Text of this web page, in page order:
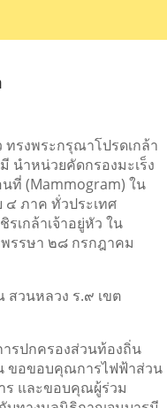
ทรงพระกรุณาโปรดเกล้า
นำหน่วยคัดกรองมะเร็ง
นที่ (Mammogram)ใน
๔ ภาค ทั่วประเทศ
เกล้าเจ้าอยู่หัว ใน
รรษา ๒๘ กรกฎาคม
วนหลวง ร.๙ เขต
รปกครองส่วนท้องถิ่น
ขอขอบคุณการไฟฟ้าส่วน
ร และขอบคุณผู้ร่วม